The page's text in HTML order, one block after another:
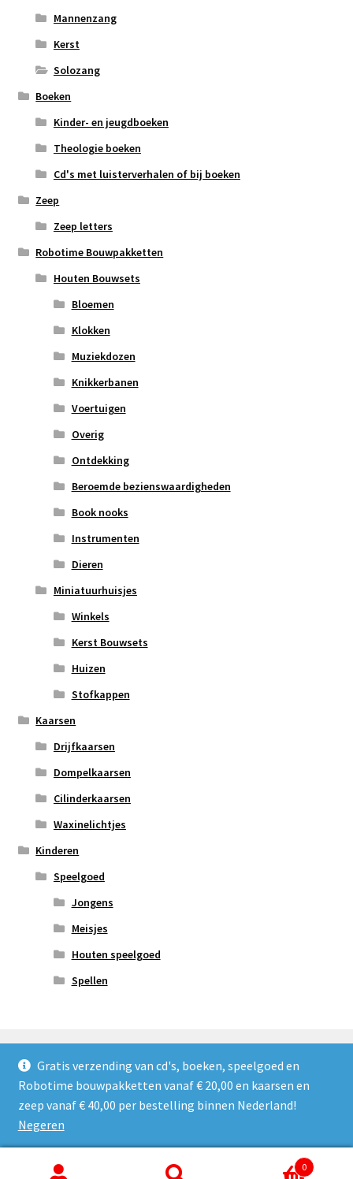
Gratis verzending van cd's, boeken, speelgoed en
Robotime bouwpakketten vanaf € 20,00 en kaarsen en
zeep vanaf € 40,00 per bestelling binnen Nederland!
Negeren
Mannenzang
Kerst
Solozang
Boeken
Kinder- en jeugdboeken
Theologie boeken
Cd's met luisterverhalen of bij boeken
Zeep
Zeep letters
Robotime Bouwpakketten
Houten Bouwsets
Bloemen
Klokken
Muziekdozen
Knikkerbanen
Voertuigen
Overig
Ontdekking
Beroemde bezienswaardigheden
Book nooks
Instrumenten
Dieren
Miniatuurhuisjes
Winkels
Kerst Bouwsets
Huizen
Stofkappen
Kaarsen
Drijfkaarsen
Dompelkaarsen
Cilinderkaarsen
Waxinelichtjes
Kinderen
Speelgoed
Jongens
Meisjes
Houten speelgoed
Spellen
© Refoshop 2026
Privacybeleid
Gebouwd met WooCommerce.
0